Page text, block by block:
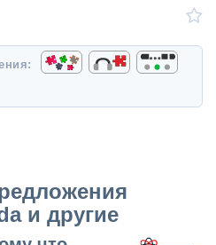
и другие